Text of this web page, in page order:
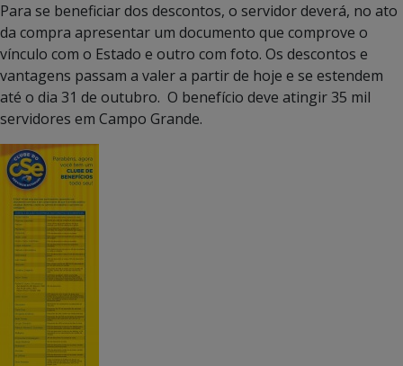
Para se beneficiar dos descontos, o servidor deverá, no ato
da compra apresentar um documento que comprove o
vínculo com o Estado e outro com foto. Os descontos e
vantagens passam a valer a partir de hoje e se estendem
até o dia 31 de outubro. O benefício deve atingir 35 mil
servidores em Campo Grande.